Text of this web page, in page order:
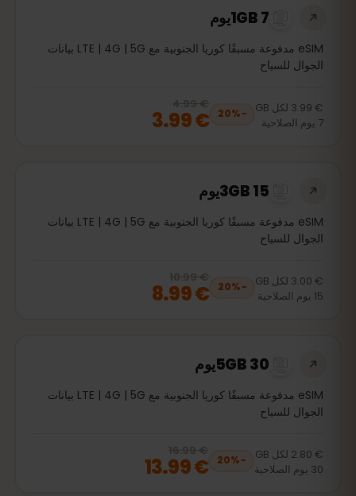
1GB 7يوم
eSIM مدفوعة مسبقًا كوريا الجنوبية مع LTE | 4G | 5G بيانات
الجوال للسياح
€ 3.99 لكل GB
7 يوم الصلاحية
−
20%
20% off, was
€ 3.99 € 4.99
€ 3.99
3GB 15يوم
eSIM مدفوعة مسبقًا كوريا الجنوبية مع LTE | 4G | 5G بيانات
الجوال للسياح
€ 3.00 لكل GB
15 يوم الصلاحية
−
20%
20% off, was
€ 8.99 € 10.99
€ 8.99
5GB 30يوم
eSIM مدفوعة مسبقًا كوريا الجنوبية مع LTE | 4G | 5G بيانات
الجوال للسياح
€ 2.80 لكل GB
30 يوم الصلاحية
−
20%
20% off, was
€ 13.99 € 16.99
€ 13.99